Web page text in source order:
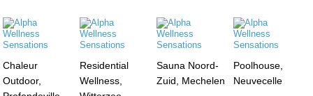
Chaleur
Outdoor,
Residential
Wellness,
Sauna Noord-
Zuid, Mechelen
Poolhouse,
Neuvecelle